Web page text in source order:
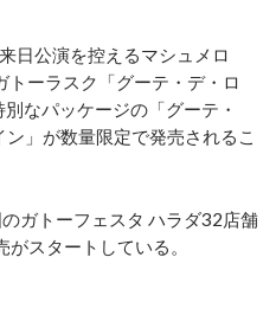
日公演を控えるマシュメロ
トーラスク「グーテ・デ・ロ
なパッケージの「グーテ・
」が数量限定で発売されるこ
ガトーフェスタ ハラダ32店舗
スタートしている。